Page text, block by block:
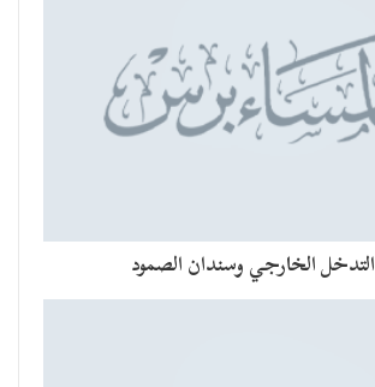
الخارجي وسندان الصمود